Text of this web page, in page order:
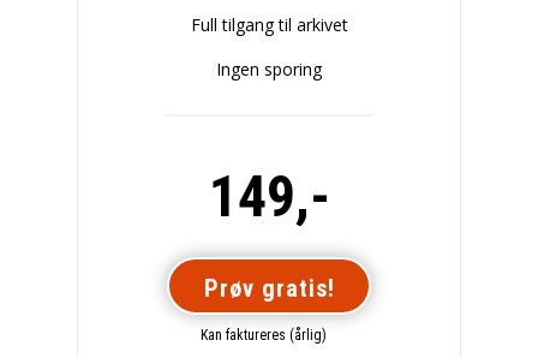
Full tilgang til arkivet
Ingen sporing
149,-
Prøv gratis!
Kan faktureres (årlig)